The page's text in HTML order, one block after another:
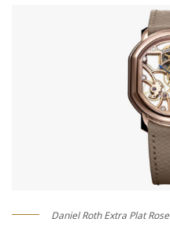
Daniel Roth Extra Plat